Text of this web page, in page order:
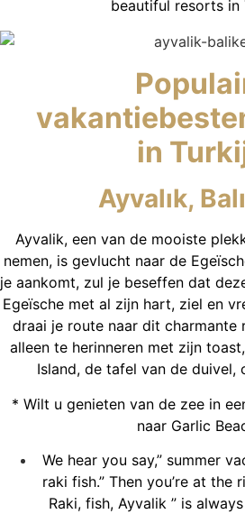
beautiful resorts in
in
Ayvalık,
Ayvalik, een van de mooiste
nemen, is gevlucht naar de
je aankomt, zul je beseffen dat
Egeïsche met al zijn hart, ziel en
draai je route naar dit charmante
alleen te herinneren met zijn
Island, de tafel van de duivel,
* Wilt u genieten van de zee in
naar Garlic
We hear you say,” summer
raki fish.” Then you’re at the
Raki, fish, Ayvalik ” is